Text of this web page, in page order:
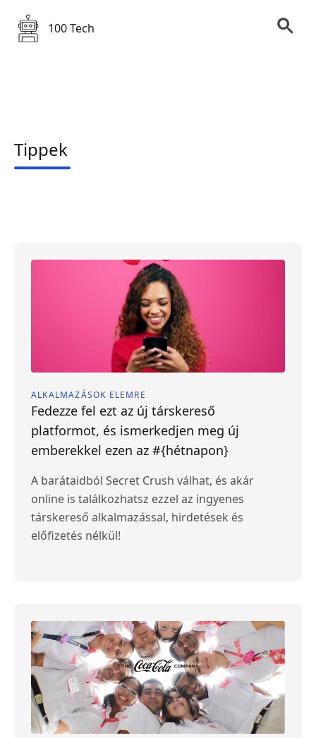
100 Tech
Tippek
ALKALMAZÁSOK ELEMRE
Fedezze fel ezt az új társkereső
platformot, és ismerkedjen meg új
emberekkel ezen az #{hétnapon}
A barátaidból Secret Crush válhat, és akár
online is találkozhatsz ezzel az ingyenes
társkereső alkalmazással, hirdetések és
előfizetés nélkül!